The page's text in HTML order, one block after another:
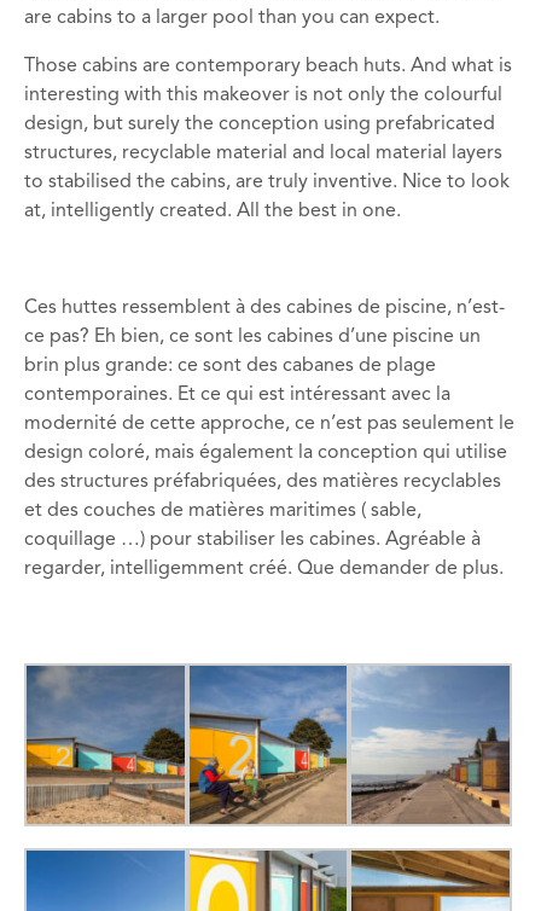
are cabins to a larger pool than you can expect.
Those cabins are contemporary beach huts. And what is
interesting with this makeover is not only the colourful
design, but surely the conception using prefabricated
structures, recyclable material and local material layers
to stabilised the cabins, are truly inventive. Nice to look
at, intelligently created. All the best in one.
Ces huttes ressemblent à des cabines de piscine, n’est-
ce pas? Eh bien, ce sont es cabines d’une piscine un
brin plus grande: ce sont des cabanes de plage
contemporaines. Et ce qui est intéressant avec la
modernité de cette approche, ce n’est pas seulement le
design coloré, mais également la conception qui utilise
des structures préfabriquées, des matières recyclables
et des couches de matières maritimes ( sable,
coquillage …) pour stabiliser les cabines. Agréable à
regarder, intelligemment créé. Que demander de plus.